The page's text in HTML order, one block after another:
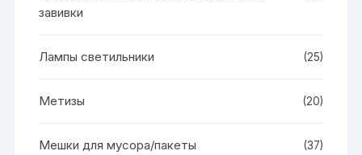
завивки
Лампы светильники (25)
Метизы (20)
Мешки для мусора/пакеты
(37)